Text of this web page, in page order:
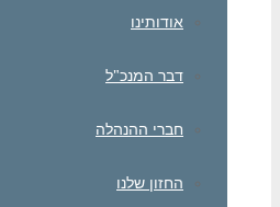
אודותינו
דבר המנכ"ל
חברי ההנהלה
החזון שלנו